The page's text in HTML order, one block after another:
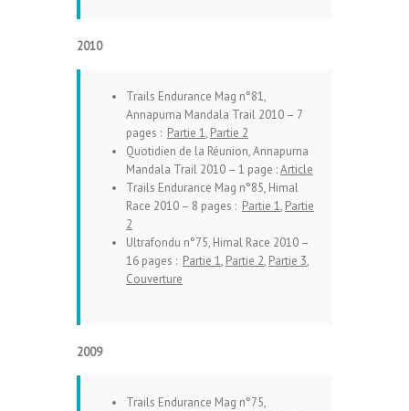
2010
Trails Endurance Mag n°81,
Annapurna Mandala Trail 2010 – 7
pages : Partie 1, Partie 2
Quotidien de la Réunion, Annapurna
Mandala Trail 2010 – 1 page :Article
Trails Endurance Mag n°85, Himal
Race 2010 – 8 pages : Partie 1, Partie
2
Ultrafondu n°75, Himal Race 2010 –
16 pages : Partie 1, Partie 2, Partie 3,
Couverture
2009
Trails Endurance Mag n°75,